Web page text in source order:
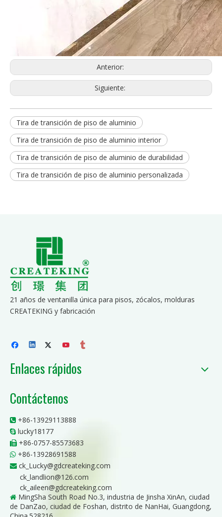
Anterior:
Siguiente:
Tira de transición de piso de aluminio
Tira de transición de piso de aluminio interior
Tira de transición de piso de aluminio de durabilidad
Tira de transición de piso de aluminio personalizada
21 años de ventanilla única para pisos, zócalos, molduras
CREATEKING y fabricación
Enlaces rápidos
Contáctenos
 +86-13929113888
 lucky18177
 +86-0757-85573683
 +86-13928691588
 ck_Lucky@gdcreateking.com
ck_landlion@126.com
ck_aileen@gdcreateking.com
 MingSha South Road No.3, industria de Jinsha XinAn, ciudad
de DanZao, ciudad de Foshan, distrito de NanHai, Guangdong,